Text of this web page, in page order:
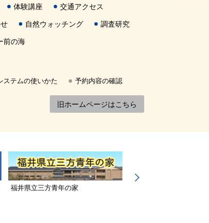
体験講座 交通アクセス
自然ウォッチング 調査研究
前の海
ステムの使いかた 予約内容の確認
旧ホームページはこちら
福井県立三方青年の家